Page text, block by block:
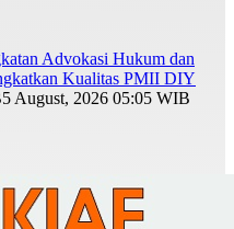
Advokasi Hukum dan
Kualitas PMII DIY
5 August, 2026 05:05 WIB